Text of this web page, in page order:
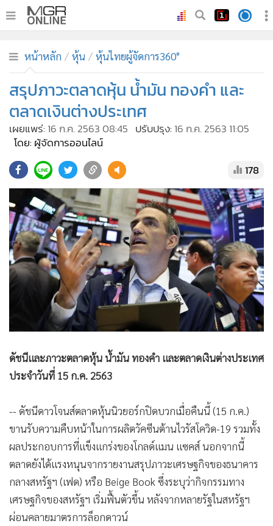
ทันเหตุการณ์
• ภาคใต้
ภูมิภาค
Online Section
บันเทิง
• ผู้จัดการรายวัน
• คอลัมนิสต์
ละคร
• CbizReview
• Cyber BIZ
• ผู้จัดกวน
• Good health & Well-being
Green Innovation & SD
Management & HR
• MGR Live
•
Infographic
การเมือง
กีฬา
• ต่างประเทศ
• Special Scoop
• เศรษฐกิจ-ธุรกิจ
• จีน
• ชุมชน-คุณภาพชีวิต
• อาชญากรรม
หน้าหลัก หุ้น หุ้นไทยผู้จัดการ360°
สรุปภาวะตลาดหุ้น น้ำมัน ทองคำ และ
ตลาดเงินต่างประเทศ
เผยแพร่: 16 ก.ค. 2563 08:45 ปรับปรุง: 16 ก.ค. 2563 11:05
โดย: ผู้จัดการออนไลน์
178
ดัชนีและภาวะตลาดหุ้น น้ำมัน ทองคำ และตลาดเงินต่างประเทศ
ประจำวันที่ 15 ก.ค. 2563
-- ดัชนีดาวโจนส์ตลาดหุ้นนิวยอร์กปิดบวกเมื่อคืนนี้ (15 ก.ค.)
ขานรับความคืบหน้าในการผลิตวัคซีนต้านไวรัสโควิด-19 รวมทั้ง
ผลประกอบการที่แข็งแกร่งของโกลด์แมน แซคส์ นอกจากนี้
ตลาดยังได้แรงหนุนจากรายงานสรุปภาวะเศรษฐกิจของธนาคาร
กลางสหรัฐฯ (เฟด) หรือ Beige Book ซึ่งระบุว่ากิจกรรมทาง
เศรษฐกิจของสหรัฐฯ เริ่มฟื้นตัวขึ้น หลังจากหลายรัฐในสหรัฐฯ
ผ่อนคลายมาตรการล็อกดาวน์